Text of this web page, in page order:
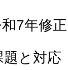
7年修
と対応